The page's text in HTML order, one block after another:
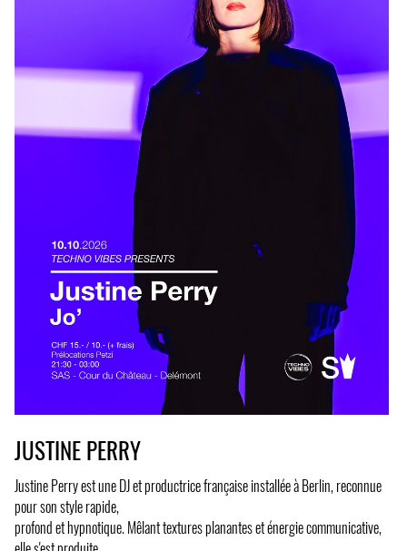
JUSTINE PERRY
Justine Perry est une DJ et productrice française installée à Berlin, reconnue
pour son style rapide,
profond et hypnotique. Mêlant textures planantes et énergie communicative,